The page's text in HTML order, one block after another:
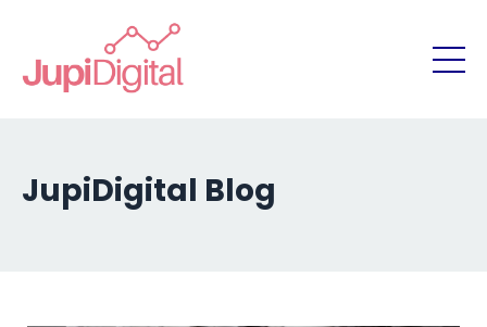
JupiDigital Blog